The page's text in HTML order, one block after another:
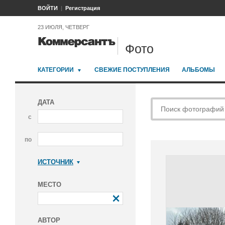
ВОЙТИ Регистрация
23 ИЮЛЯ, ЧЕТВЕРГ
Фото
КАТЕГОРИИ СВЕЖИЕ ПОСТУПЛЕНИЯ АЛЬБОМЫ
ДАТА
с
по
ИСТОЧНИК
МЕСТО
АВТОР